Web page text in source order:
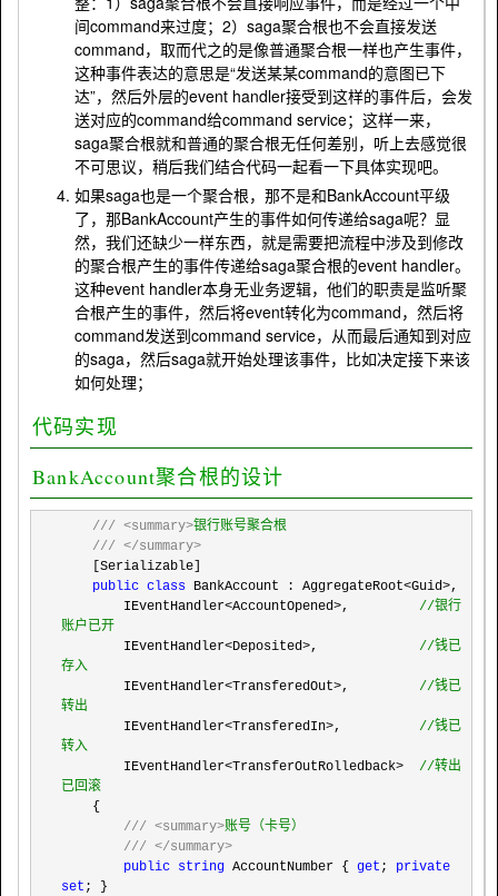
间command来过度；2）saga聚合根也不会直接发送
command，取而代之的是像普通聚合根一样也产生事件，
这种事件表达的意思是“发送某某command的意图已下
达”，然后外层的event handler接受到这样的事件后，会发
送对应的command给command service；这样一来，
saga聚合根就和普通的聚合根无任何差别，听上去感觉很
不可思议，稍后我们结合代码一起看一下具体实现吧。
如果saga也是一个聚合根，那不是和BankAccount平级
了，那BankAccount产生的事件如何传递给saga呢？显
然，我们还缺少一样东西，就是需要把流程中涉及到修改
的聚合根产生的事件传递给saga聚合根的event handler。
这种event handler本身无业务逻辑，他们的职责是监听聚
合根产生的事件，然后将event转化为command，然后将
command发送到command service，从而最后通知到对应
的saga，然后saga就开始处理该事件，比如决定接下来该
如何处理；
代码实现
BankAccount聚合根的设计
/// <summary>银行账号聚合根
/// </summary>
public class BankAccount : AggregateRoot<Guid>,
        IEventHandler
<AccountOpened>, //银行
账户已开
        IEventHandler<Deposited>,
//钱已
存入
        IEventHandler<TransferedOut>,
//钱已
转出
        IEventHandler<TransferedIn>,
//钱已
转入
        IEventHandler<TransferOutRolledback>
//转出
已回滚
/// <summary>账号（卡号）
/// </summary>
public string AccountNumber { get ; private
set ; }